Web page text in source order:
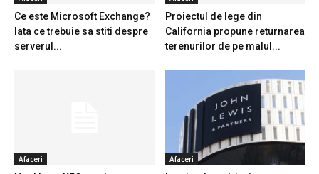
Ce este Microsoft Exchange?
Iata ce trebuie sa stiti despre
serverul...
Proiectul de lege din
California propune returnarea
terenurilor de pe malul...
Afaceri Afaceri